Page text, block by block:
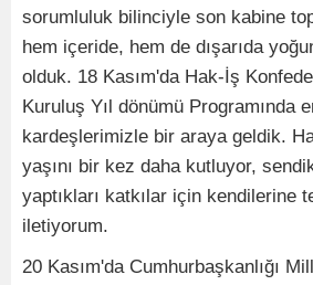
sorumluluk bilinciyle son kabine
hem içeride, hem de dışarıda
olduk. 18 Kasım'da Hak-İş
Kuruluş Yıl dönümü Programında
kardeşlerimizle bir araya geldik.
yaşını bir kez daha kutluyor,
yaptıkları katkılar için kendilerine
iletiyorum.
20 Kasım'da Cumhurbaşkanlığı